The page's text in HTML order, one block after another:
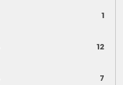
1
12
7